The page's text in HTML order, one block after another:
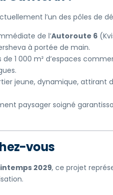
l’un des pôles de
de l’Autoroute 6
à portée de main.
de 1 000 m² d’espaces
jeune, dynamique, attirant
paysager soigné
vous
2029, ce projet